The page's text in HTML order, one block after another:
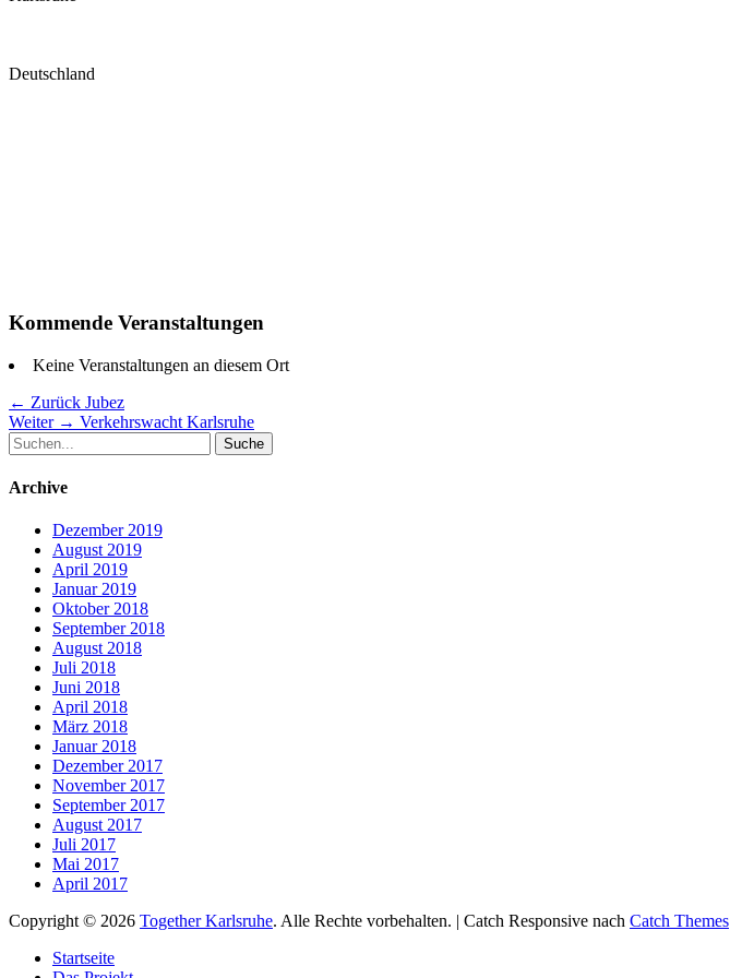
Deutschland
Kommende Veranstaltungen
Keine Veranstaltungen an diesem Ort
Beitragsnavigation
← Zurück Vorheriger
Beitrag:
Jubez
Weiter → Nächster
Verkehrswacht Karlsruhe
Suche
nach:
Archive
Dezember 2019
August 2019
April 2019
Januar 2019
Oktober 2018
September 2018
August 2018
Juli 2018
Juni 2018
April 2018
März 2018
Januar 2018
Dezember 2017
November 2017
September 2017
August 2017
Juli 2017
Mai 2017
April 2017
Copyright © 2026 Together Karlsruhe. Alle Rechte vorbehalten. | Catch Responsive nach Catch Themes
oben
Startseite